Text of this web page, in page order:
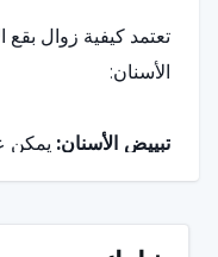
تعتمد كيفية زوال بقع
الأسنان:
تبييض الأسنان: يمكن
تحت إشراف طبيب
للبقع الدائمة أو